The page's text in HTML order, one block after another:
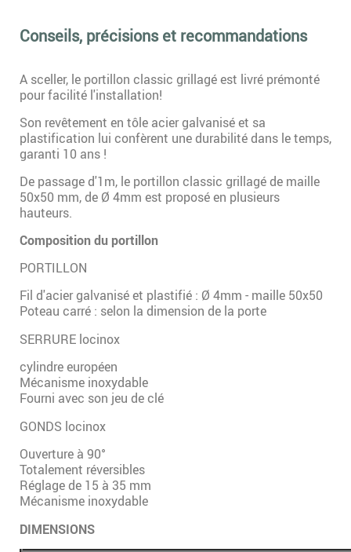
Conseils, précisions et recommandations
A sceller, le portillon classic grillagé est livré prémonté
pour facilité l'installation!
Son revêtement en tôle acier galvanisé et sa
plastification lui confèrent une durabilité dans le temps,
garanti 10 ans !
De passage d'1m, le portillon classic grillagé de maille
50x50 mm, de Ø 4mm est proposé en plusieurs
hauteurs.
Composition du portillon
PORTILLON
Fil d'acier galvanisé et plastifié : Ø 4mm - maille 50x50
Poteau carré : selon la dimension de la porte
SERRURE locinox
cylindre européen
Mécanisme inoxydable
Fourni avec son jeu de clé
GONDS locinox
Ouverture à 90°
Totalement réversibles
Réglage de 15 à 35 mm
Mécanisme inoxydable
DIMENSIONS